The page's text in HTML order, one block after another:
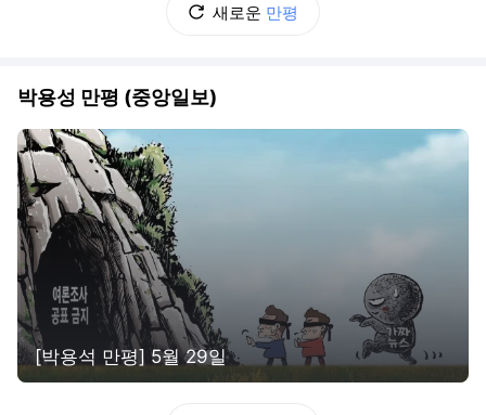
새로운 만평
박용성 만평 (중앙일보)
[박용석 만평] 5월 29일